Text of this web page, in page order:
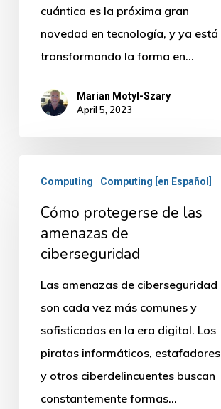
mantenerse
cuántica es la próxima gran
novedad en tecnología, y ya está
transformando la forma en…
Marian Motyl-Szary
April 5, 2023
protegerse
amenazas
ciberseguridad
Computing Computing [en Español]
Cómo protegerse de las
amenazas de
ciberseguridad
Las amenazas de ciberseguridad
son cada vez más comunes y
sofisticadas en la era digital. Los
piratas informáticos, estafadores
y otros ciberdelincuentes buscan
constantemente formas…